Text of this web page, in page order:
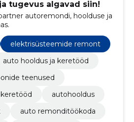
tugevus algavad siin!
autoremondi, hoolduse ja
elektrisüsteemide remont
auto hooldus ja keretööd
teenused
autohooldus
auto remonditöökoda